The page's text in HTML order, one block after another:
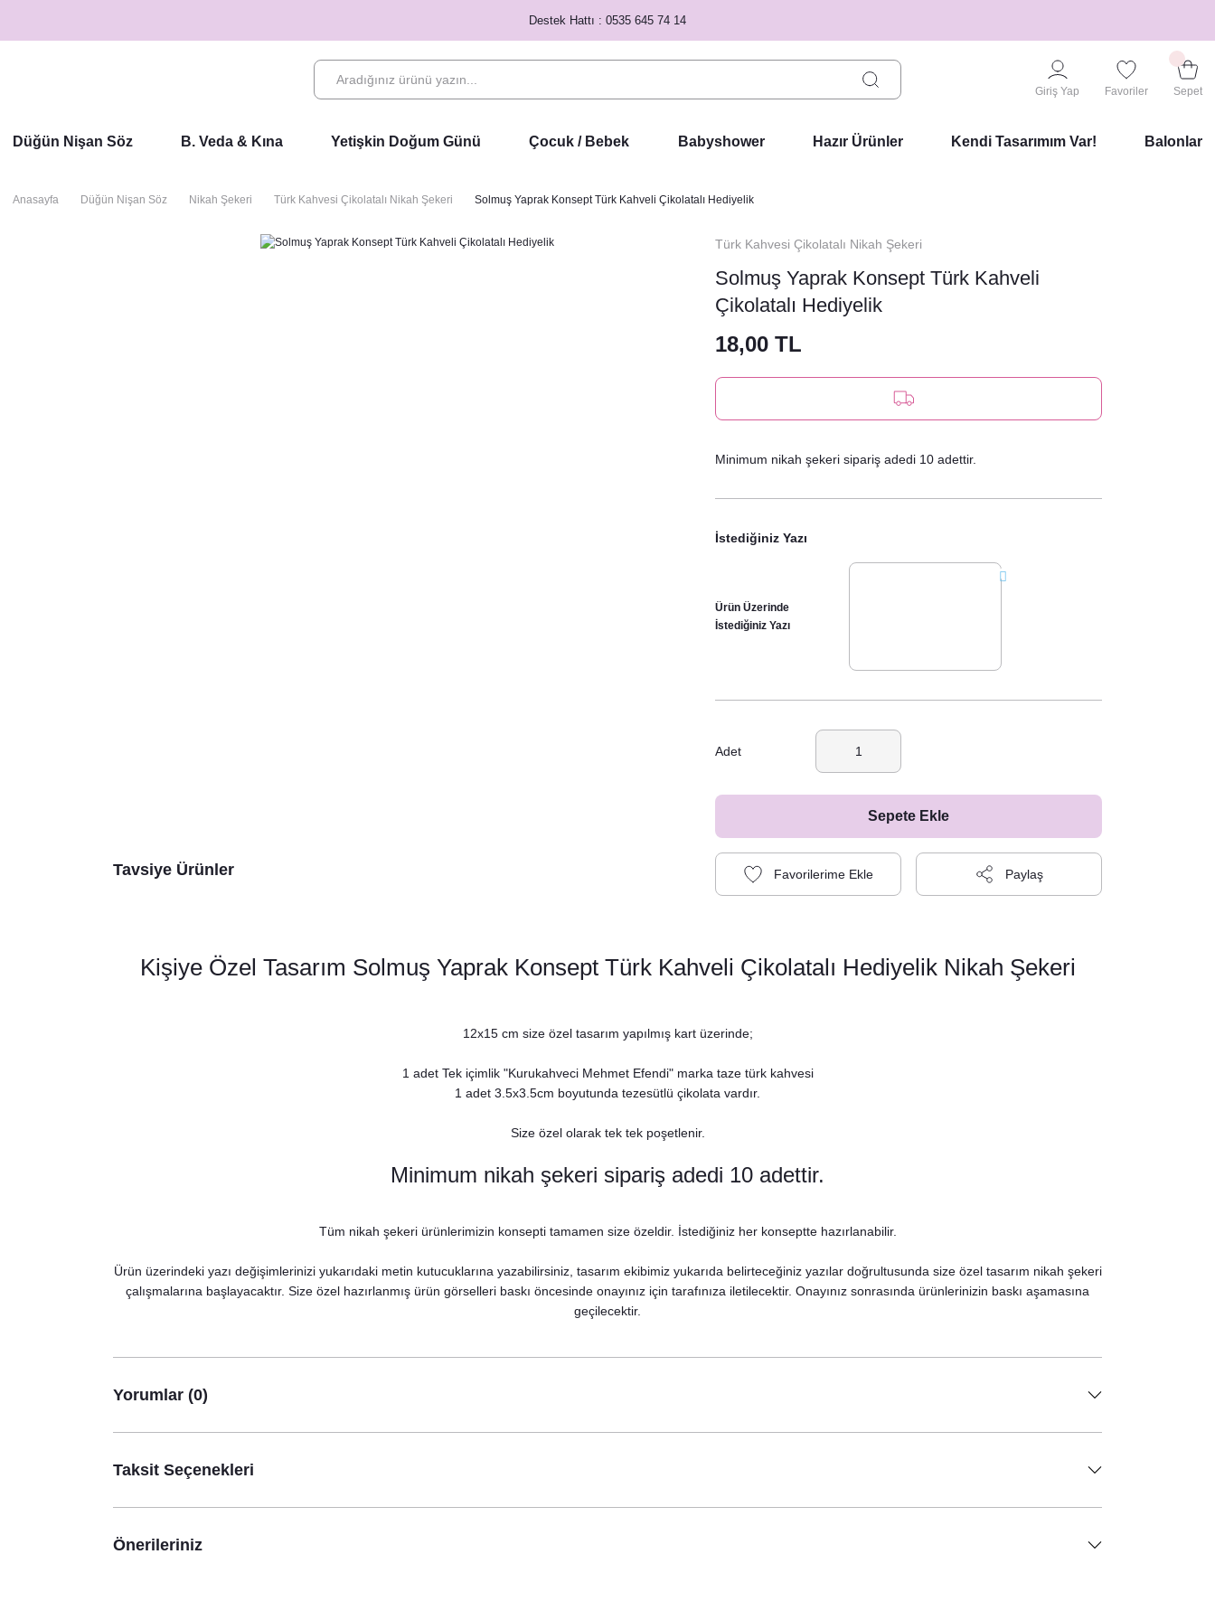
Destek Hattı : 0535 645 74 14
Giriş Yap Favoriler Sepet
Düğün Nişan Söz B. Veda & Kına Yetişkin Doğum Günü Çocuk / Bebek Babyshower Hazır Ürünler Kendi Tasarımım Var! Balonlar
Anasayfa Düğün Nişan Söz Nikah Şekeri Türk Kahvesi Çikolatalı Nikah Şekeri Solmuş Yaprak Konsept Türk Kahveli Çikolatalı Hediyelik
Tavsiye Ürünler
Türk Kahvesi Çikolatalı Nikah Şekeri
Solmuş Yaprak Konsept Türk Kahveli
Çikolatalı Hediyelik
18,00 TL
Minimum nikah şekeri sipariş adedi 10 adettir.
İstediğiniz Yazı
Ürün Üzerinde
İstediğiniz Yazı
Adet
Sepete Ekle
Paylaş
Kişiye Özel Tasarım Solmuş Yaprak Konsept Türk Kahveli Çikolatalı Hediyelik Nikah Şekeri
12x15 cm size özel tasarım yapılmış kart üzerinde;
1 adet Tek içimlik "Kurukahveci Mehmet Efendi" marka taze türk kahvesi
1 adet 3.5x3.5cm boyutunda tezesütlü çikolata vardır.
Size özel olarak tek tek poşetlenir.
Minimum nikah şekeri sipariş adedi 10 adettir.
Tüm nikah şekeri ürünlerimizin konsepti tamamen size özeldir. İstediğiniz her konseptte hazırlanabilir.
Ürün üzerindeki yazı değişimlerinizi yukarıdaki metin kutucuklarına yazabilirsiniz, tasarım ekibimiz yukarıda belirteceğiniz yazılar doğrultusunda size özel tasarım nikah şekeri
çalışmalarına başlayacaktır. Size özel hazırlanmış ürün görselleri baskı öncesinde onayınız için tarafınıza iletilecektir. Onayınız sonrasında ürünlerinizin baskı aşamasına
geçilecektir.
Yorumlar (0)
Taksit Seçenekleri
Önerileriniz